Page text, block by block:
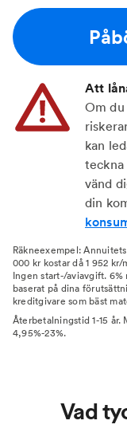
Att
Om
kan
teckna
vänd
din
Räkneexempel:
000 kr kostar då 1 952
Ingen start-/aviavgift.
baserat på dina
kreditgivare som bäst
Återbetalningstid 1-15 år.
4,95%-23%.
Vad